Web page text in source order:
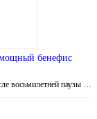
бенефис
восьмилетней паузы …